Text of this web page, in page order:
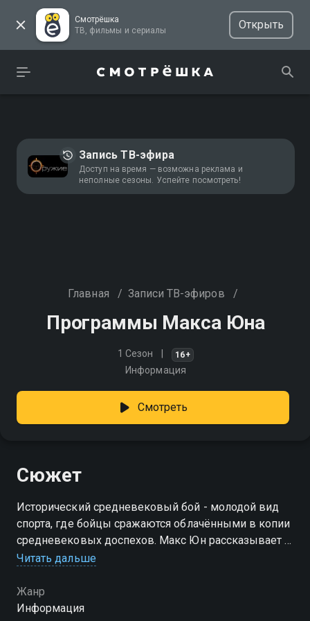
Смотрёшка
ТВ, фильмы и сериалы
Открыть
Запись ТВ-эфира
Доступ на время — возможна реклама и
неполные сезоны. Успейте посмотреть!
Главная / Записи ТВ-эфиров /
Программы Макса Юна
1 Сезон 16+
Информация
Смотреть
Сюжет
Исторический средневековый бой - молодой вид
спорта, где бойцы сражаются облачёнными в копии
средневековых доспехов. Макс Юн рассказывает о
тренировках в зале и дома, делится собственным
по цеху
Читать дальше
Жанр
Информация